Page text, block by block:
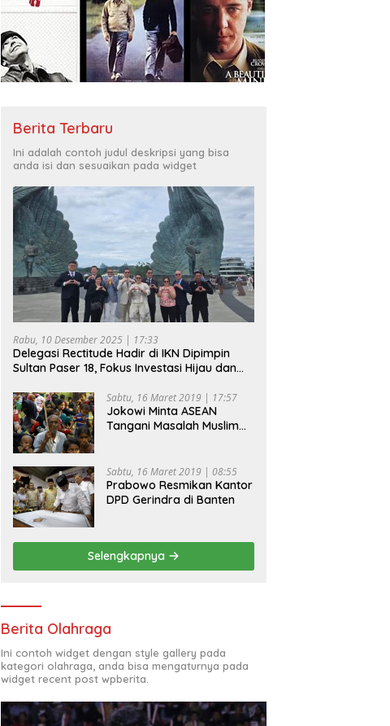
Berita Terbaru
Ini adalah contoh judul deskripsi yang bisa
anda isi dan sesuaikan pada widget
Rabu, 10 Desember 2025 | 17:33
Delegasi Rectitude Hadir di IKN Dipimpin
Sultan Paser 18, Fokus Investasi Hijau dan
Sabtu, 16 Maret 2019 | 17:57
Jokowi Minta ASEAN
Tangani Masalah Muslim
Sabtu, 16 Maret 2019 | 08:55
Prabowo Resmikan Kantor
DPD Gerindra di Banten
Selengkapnya
Berita Olahraga
Ini contoh widget dengan style gallery pada
kategori olahraga, anda bisa mengaturnya pada
widget recent post wpberita.